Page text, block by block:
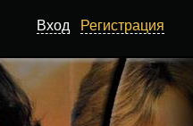
Вход Регистрация